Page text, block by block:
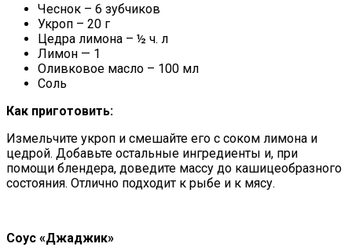
Чеснок – 6 зубчиков
Укроп – 20 г
Цедра лимона – ½ ч. л
Лимон — 1
Оливковое масло – 100 мл
Соль
Как приготовить:
Измельчите укроп и смешайте его с соком лимона и
цедрой. Добавьте остальные ингредиенты и, при
помощи блендера, доведите массу до кашицеобразного
состояния. Отлично подходит к рыбе и к мясу.
Соус «Джаджик»